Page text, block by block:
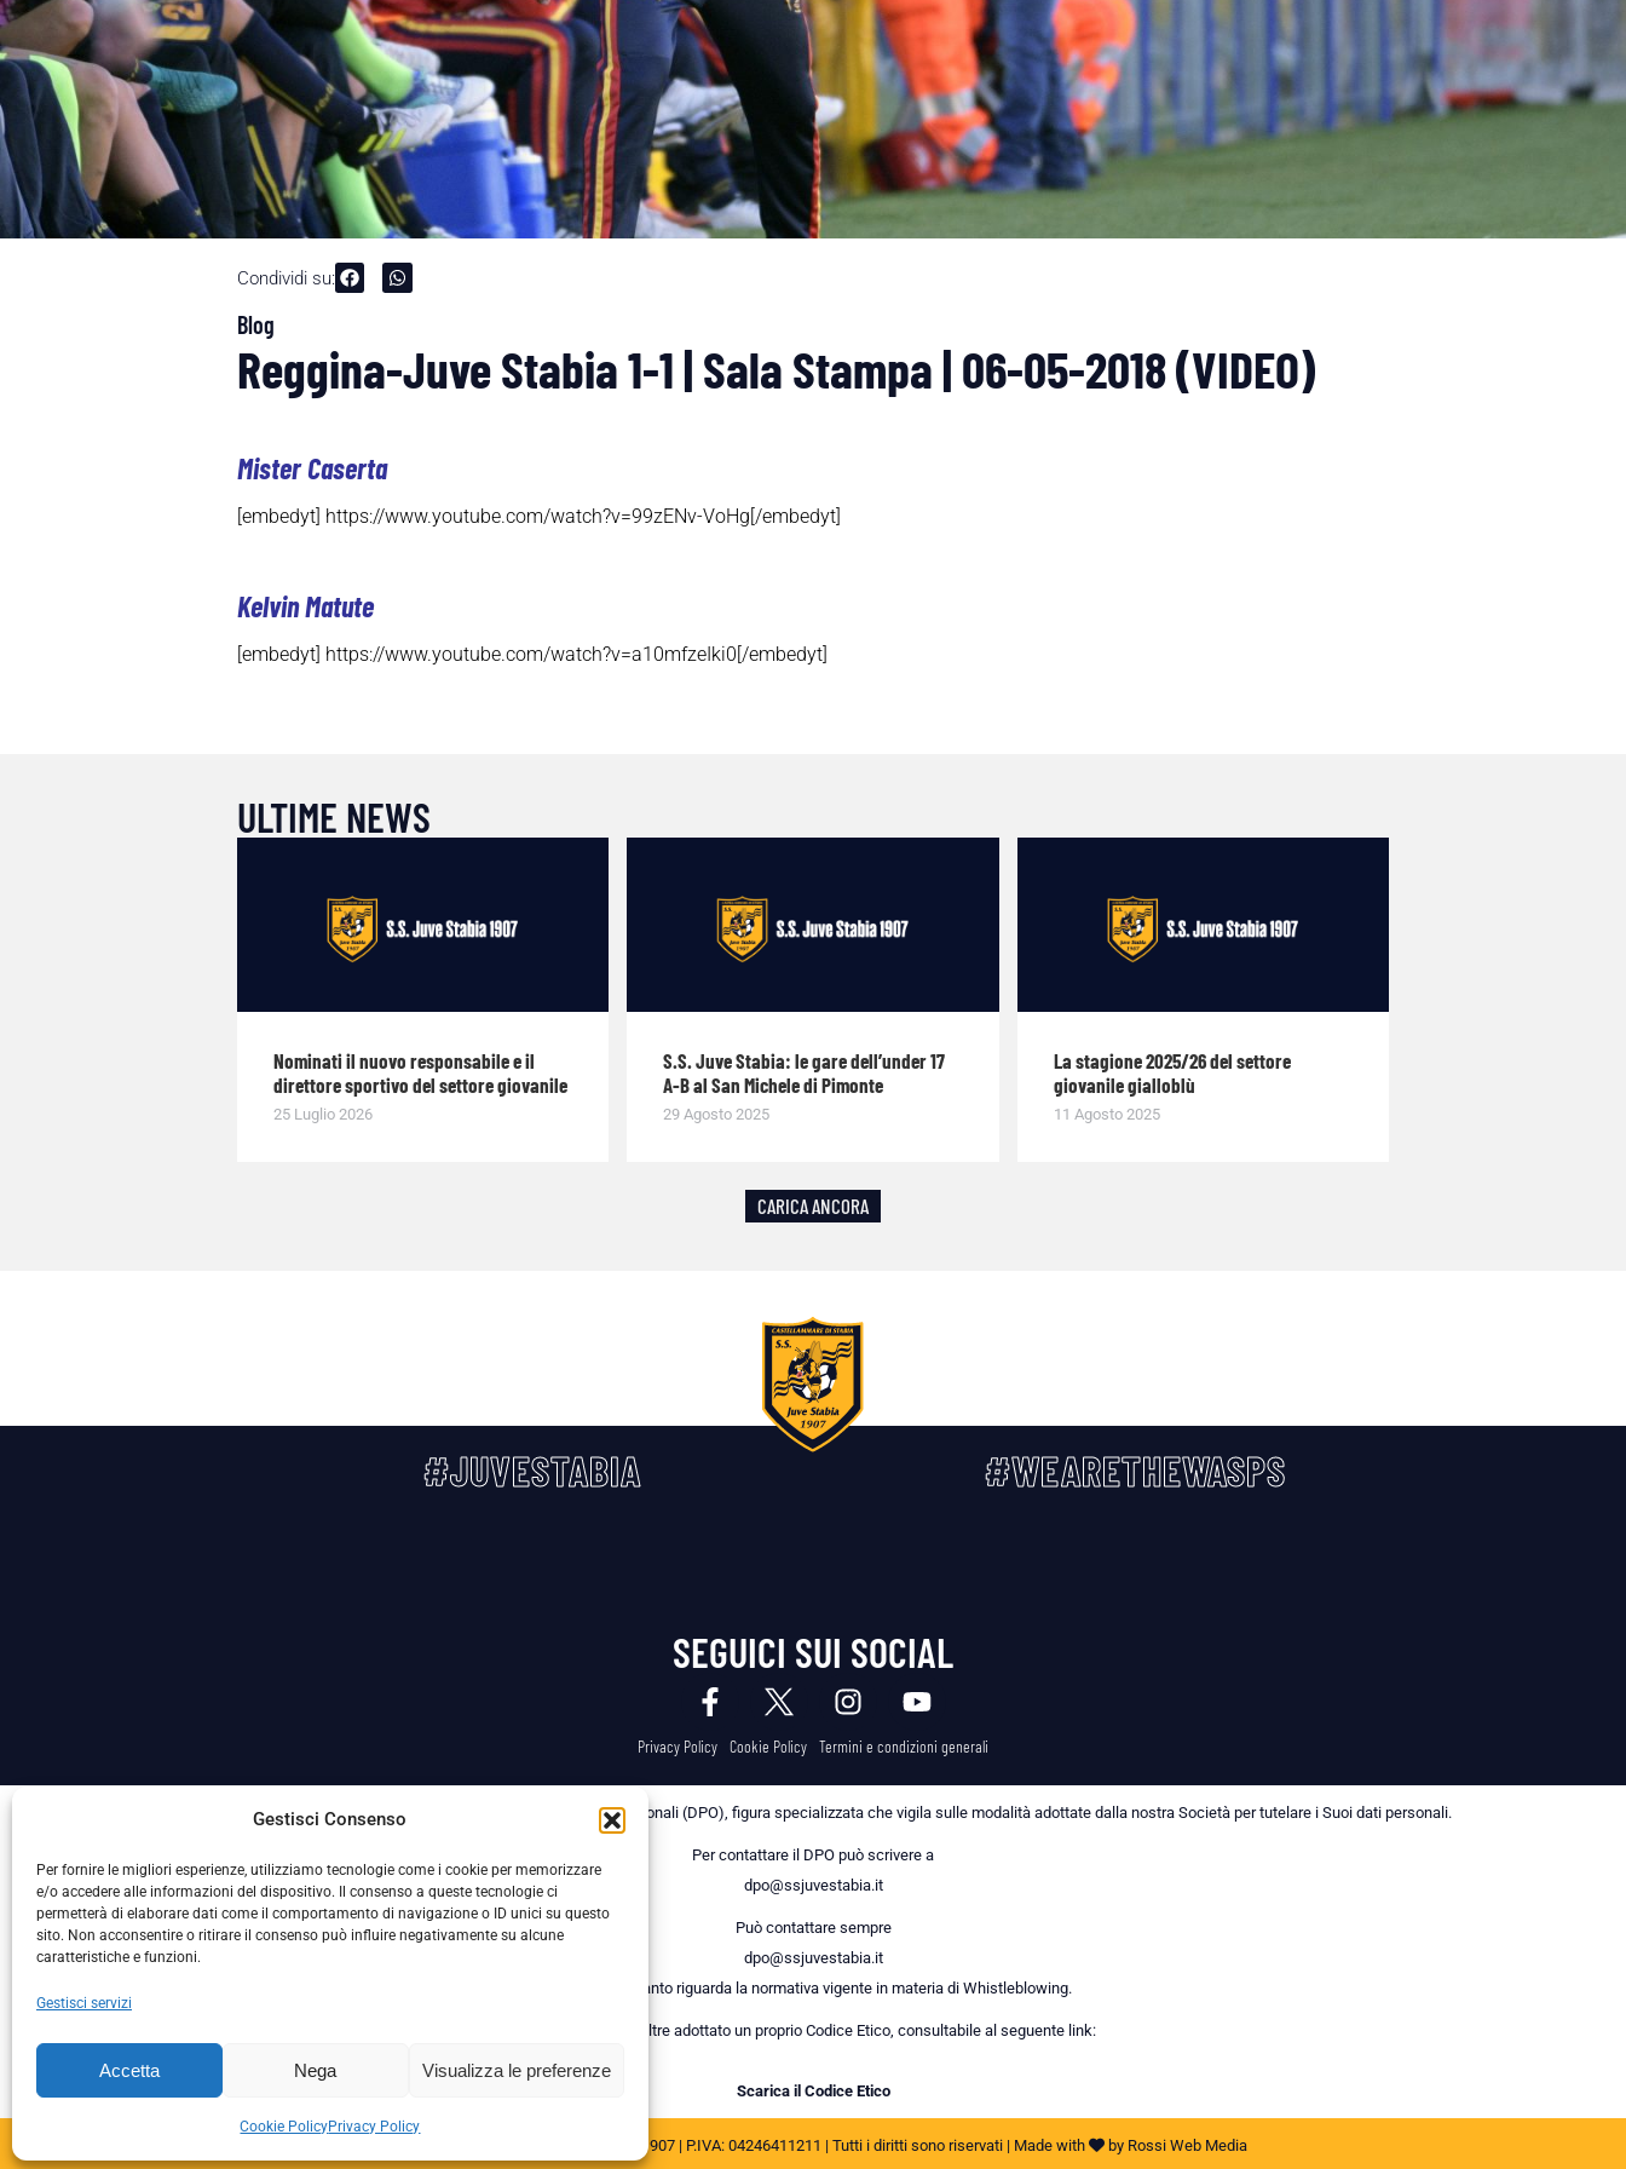
Gestisci Consenso
Per fornire le migliori esperienze, utilizziamo tecnologie come i cookie per memorizzare
e/o accedere alle informazioni del dispositivo. Il consenso a queste tecnologie ci
permetterà di elaborare dati come il comportamento di navigazione o ID unici su questo
sito. Non acconsentire o ritirare il consenso può influire negativamente su alcune
caratteristiche e funzioni.
Gestisci servizi
Accetta Nega Visualizza le preferenze
Cookie PolicyPrivacy Policy
Condividi su:
Blog
Reggina-Juve Stabia 1-1 | Sala Stampa | 06-05-2018 (VIDEO)
Mister Caserta
[embedyt] https://www.youtube.com/watch?v=99zENv-VoHg[/embedyt]
Kelvin Matute
[embedyt] https://www.youtube.com/watch?v=a10mfzeIki0[/embedyt]
ULTIME NEWS
Nominati il nuovo responsabile e il
direttore sportivo del settore giovanile
25 Luglio 2026
S.S. Juve Stabia: le gare dell’under 17
A-B al San Michele di Pimonte
29 Agosto 2025
La stagione 2025/26 del settore
giovanile gialloblù
11 Agosto 2025
CARICA ANCORA
#JUVESTABIA #WEARETHEWASPS
SEGUICI SUI SOCIAL
Privacy Policy Cookie Policy Termini e condizioni generali
La Società ha nominato il Responsabile della Protezione dei Dati Personali (DPO), figura specializzata che vigila sulle modalità adottate dalla nostra Società per tutelare i Suoi dati personali.
Per contattare il DPO può scrivere a
dpo@ssjuvestabia.it
Può contattare sempre
dpo@ssjuvestabia.it
anche per quanto riguarda la normativa vigente in materia di Whistleblowing.
La Società ha inoltre adottato un proprio Codice Etico, consultabile al seguente link:
Scarica il Codice Etico
Copyright © 2024 – S.S. JUVE STABIA 1907 | P.IVA: 04246411211 | Tutti i diritti sono riservati | Made with by Rossi Web Media